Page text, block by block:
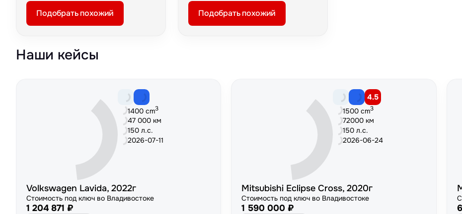
Подобрать похожий Подобрать похожий
Наши кейсы
1400 cm3
47 000 км
150 л.с.
2026-07-11
Volkswagen Lavida, 2022г
Стоимость под ключ во Владивостоке
1 204 871 ₽
4.5
1500 cm3
72000 км
150 л.с.
2026-06-24
Mitsubishi Eclipse Cross, 2020г
Стоимость под ключ во Владивостоке
1 590 000 ₽